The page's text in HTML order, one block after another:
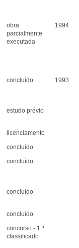
obra
parcialmente
executada
1994
concluído 1993
estudo prévio
licenciamento
concluído
concluído
concluído
concluído
concurso - 1.º
classificado